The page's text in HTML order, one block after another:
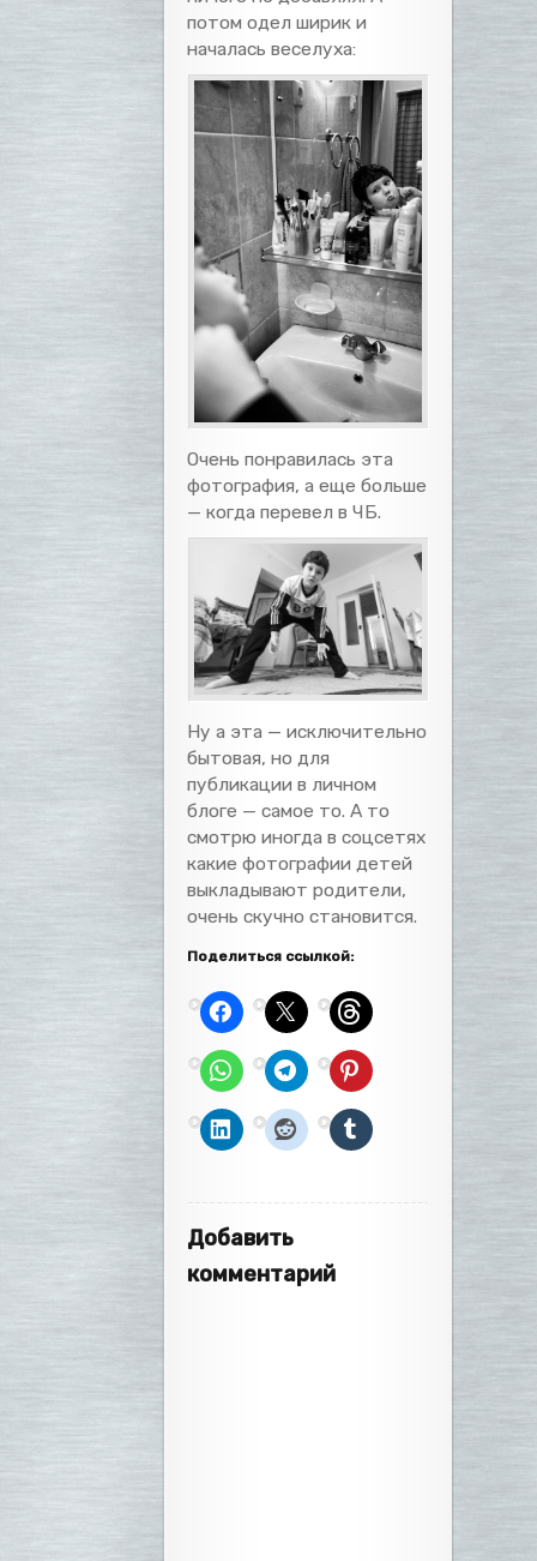
потом одел ширик и
началась веселуха:
Очень понравилась эта
фотография, а еще больше
— когда перевел в ЧБ.
Ну а эта — исключительно
бытовая, но для
публикации в личном
блоге — самое то. А то
смотрю иногда в соцсетях
какие фотографии детей
выкладывают родители,
очень скучно становится.
Поделиться ссылкой:
Добавить
комментарий